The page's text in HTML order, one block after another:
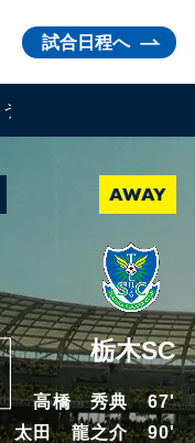
試合日程へ
スタ(1,916人)
AWAY
栃木SC
高橋 秀典 67'
太田 龍之介 90'